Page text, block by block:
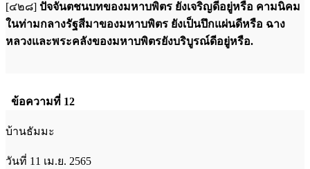
[๔๒๘] ปัจจันตชนบทของมหาบพิตร ยังเจริญดีอยู่หรือ คามนิคม
ในท่ามกลางรัฐสีมาของมหาบพิตร ยังเป็นปึกแผ่นดีหรือ ฉาง
หลวงและพระคลังของมหาบพิตรยังบริบูรณ์ดีอยู่หรือ.
ข้อความที่ 12
บ้านธัมมะ
วันที่ 11 เม.ย. 2565